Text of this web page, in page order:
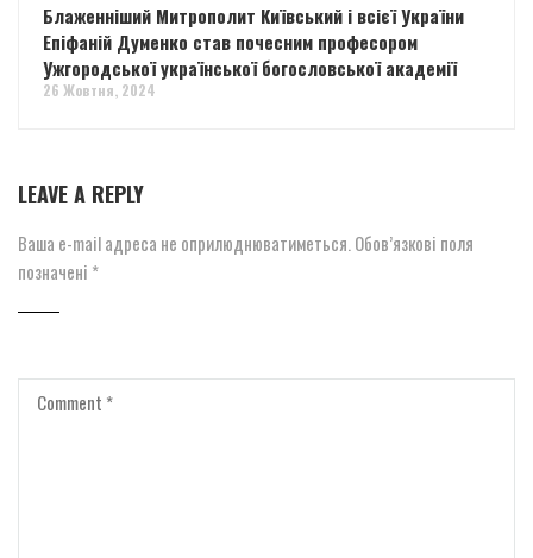
Блаженніший Митрополит Київський і всієї України
Епіфаній Думенко став почесним професором
Ужгородської української богословської академії
26 Жовтня, 2024
LEAVE A REPLY
Ваша e-mail адреса не оприлюднюватиметься. Обов’язкові поля
позначені *